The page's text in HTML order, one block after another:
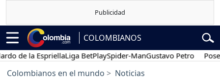
COLOMBIANOS
la EspriellaLiga BetPlaySpider-ManGustavo Petro
Colombianos en el mundo Noticias